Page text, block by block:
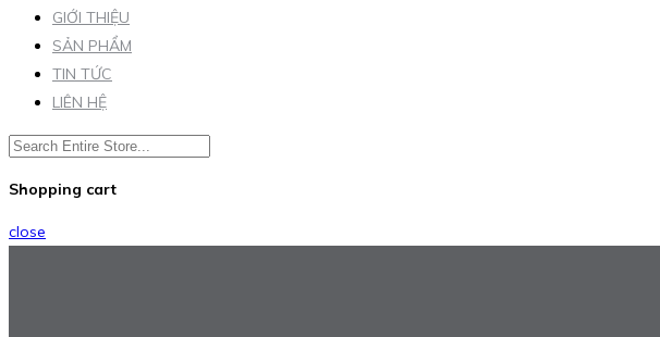
GIỚI THIỆU
SẢN PHẨM
TIN TỨC
LIÊN HỆ
Shopping cart
close